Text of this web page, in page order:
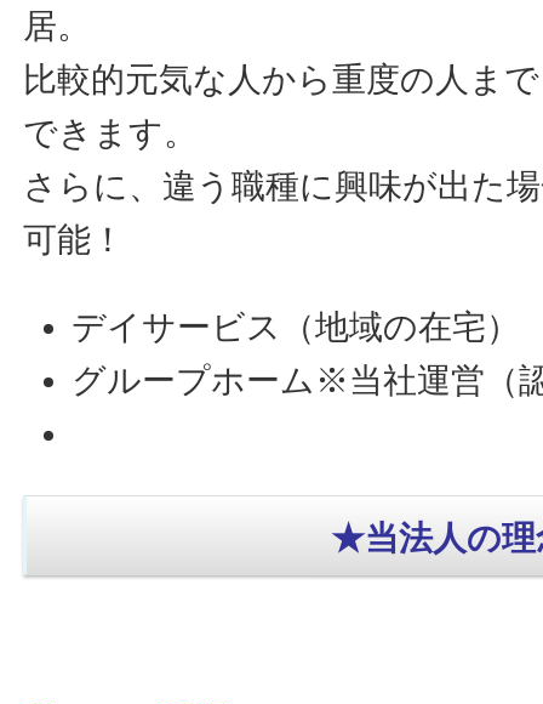
居。
比較的元気な人から重度の人ま
できます。
さらに、違う職種に興味が出た
可能！
デイサービス
（地域の在宅）
グループホーム ※当社運営
★当法人の理